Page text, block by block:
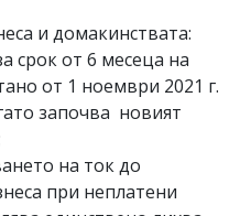
и домакинствата:
срок от 6 месеца на
от 1 ноември 2021 г.
започва новият
на ток до
при неплатени